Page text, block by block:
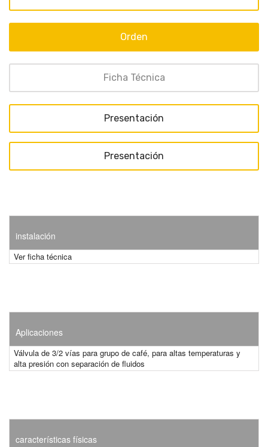
Orden
Ficha Técnica
Presentación
Presentación
instalación
Ver ficha técnica
Aplicaciones
Válvula de 3/2 vías para grupo de café, para altas temperaturas y
alta presión con separación de fluidos
características físicas